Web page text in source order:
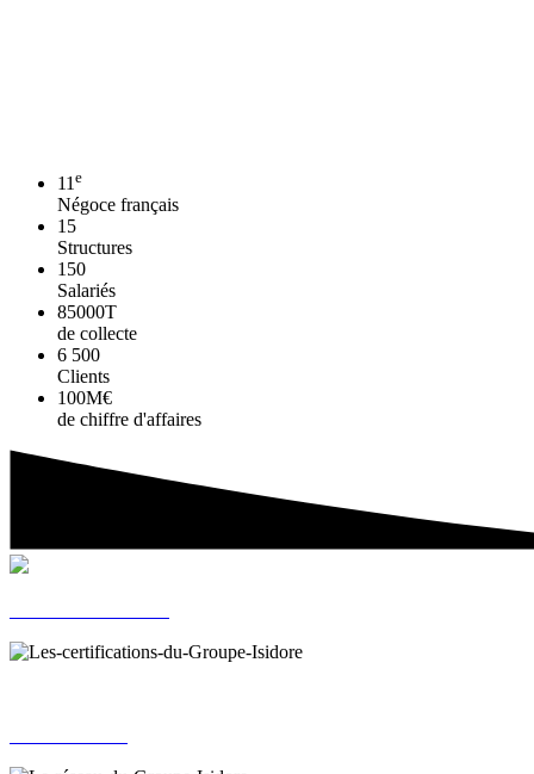
11 e
Négoce français
15
Structures
150
Salariés
85000T
de collecte
6 500
Clients
100M€
de chiffre d'affaires